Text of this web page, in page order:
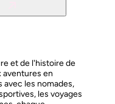
et de l'histoire de
aventures en
avec les nomades,
les voyages